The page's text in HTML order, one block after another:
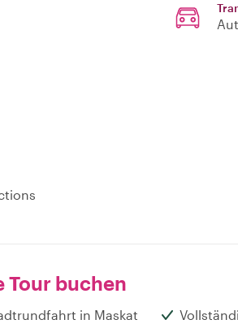
Tour buchen
in Maskat